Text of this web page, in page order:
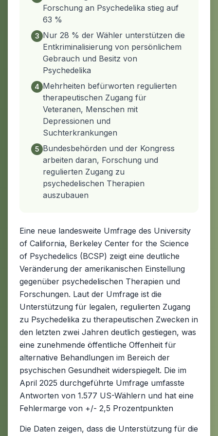
Forschung an Psychedelika stieg auf
63 %
3 Nur 28 % der Wähler unterstützen die
Entkriminalisierung von persönlichem
Gebrauch und Besitz von
Psychedelika
4 Mehrheiten befürworten regulierten
therapeutischen Zugang für
Veteranen, Menschen mit
Depressionen und
Suchterkrankungen
5 Bundesbehörden und der Kongress
arbeiten daran, Forschung und
regulierten Zugang zu
psychedelischen Therapien
auszubauen
Eine neue landesweite Umfrage des University
of California, Berkeley Center for the Science
of Psychedelics (BCSP) zeigt eine deutliche
Veränderung der amerikanischen Einstellung
gegenüber psychedelischen Therapien und
Forschungen. Laut der Umfrage ist die
Unterstützung für legalen, regulierten Zugang
zu Psychedelika zu therapeutischen Zwecken in
den letzten zwei Jahren deutlich gestiegen, was
eine zunehmende öffentliche Offenheit für
alternative Behandlungen im Bereich der
psychischen Gesundheit widerspiegelt. Die im
April 2025 durchgeführte Umfrage umfasste
Antworten von 1.577 US-Wählern und hat eine
Fehlermarge von +/- 2,5 Prozentpunkten
Die Daten zeigen, dass die Unterstützung für die